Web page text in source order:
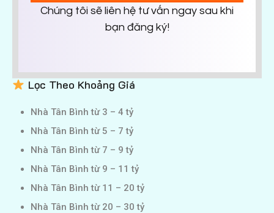
Chúng tôi sẽ liên hệ tư vấn ngay sau khi
bạn đăng ký!
Lọc Theo Khoảng Giá
Nhà Tân Bình từ 3 – 4 tỷ
Nhà Tân Bình từ 5 – 7 tỷ
Nhà Tân Bình từ 7 – 9 tỷ
Nhà Tân Bình từ 9 – 11 tỷ
Nhà Tân Bình từ 11 – 20 tỷ
Nhà Tân Bình từ 20 – 30 tỷ